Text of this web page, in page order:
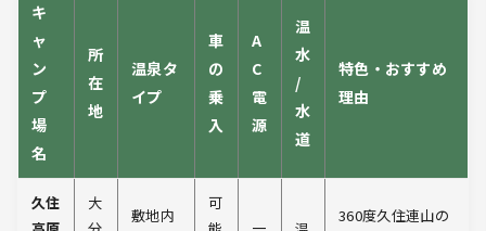
キ
ャ
ン
プ
場
名
所
在
地
温泉タ
イプ
車
の
乗
入
A
C
電
源
温
水
/
水
道
特色・おすすめ
理由
久住
大
敷地内
可
360度久住連山の